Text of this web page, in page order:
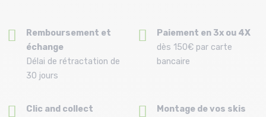
Remboursement et
échange
Délai de rétractation de
30 jours
Paiement en 3x ou 4X
dès 150€ par carte
bancaire
Clic and collect
Montage de vos skis